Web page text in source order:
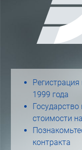
1999 года
стоимости
контракта